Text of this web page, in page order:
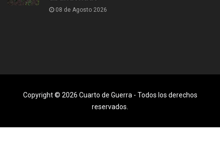
08 de Agosto 2026
Copyright © 2026 Cuarto de Guerra - Todos los derechos
reservados.